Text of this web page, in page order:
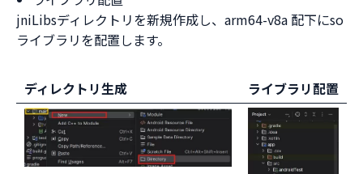
jniLibsディレクトリを新規作成し、arm64-v8a 配下にso
ライブラリを配置します。
ディレクトリ生成 ライブラリ配置